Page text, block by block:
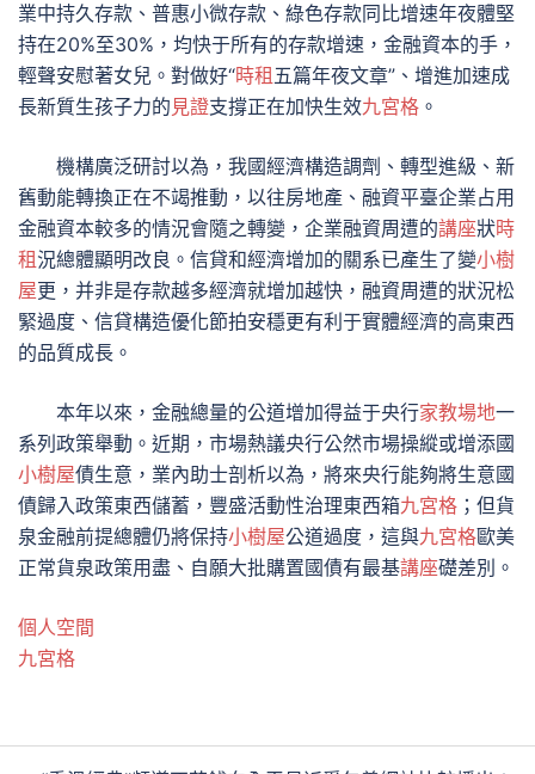
業中持久存款、普惠小微存款、綠色存款同比增速年夜體堅
持在20%至30%，均快于所有的存款增速，金融資本的手，
輕聲安慰著女兒。對做好“時租 五篇年夜文章”、增進加速成
長新質生孩子力的 見證支撐正在加快生效九宮格 。
機構廣泛研討以為，我國經濟構造調劑、轉型進級、新
舊動能轉換正在不竭推動，以往房地產、融資平臺企業占用
金融資本較多的情況會隨之轉變，企業融資周遭的講座狀時
租 況總體顯明改良。信貸和經濟增加的關系已產生了變小樹
屋更，并非是存款越多經濟就增加越快，融資周遭的狀況松
緊過度、信貸構造優化節拍安穩更有利于實體經濟的高東西
的品質成長。
本年以來，金融總量的公道增加得益于央行家教場地一
系列政策舉動。近期，市場熱議央行公然市場操縱或增添國
小樹屋債生意，業內助士剖析以為，將來央行能夠將生意國
債歸入政策東西儲蓄，豐盛活動性治理東西箱九宮格 ；但貨
泉金融前提總體仍將保持小樹屋公道過度，這與九宮格歐美
正常貨泉政策用盡、自願大批購置國債有最基講座礎差別。
個人空間
九宮格